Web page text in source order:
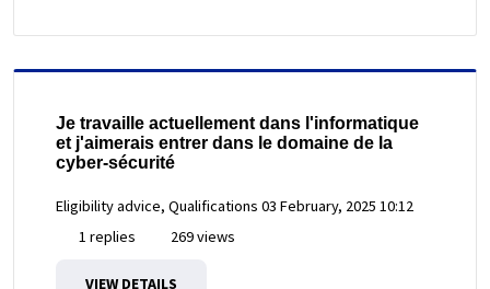
Je travaille actuellement dans l'informatique
et j'aimerais entrer dans le domaine de la
cyber-sécurité
Eligibility advice, Qualifications 03 February, 2025 10:12
1 replies
269 views
VIEW DETAILS